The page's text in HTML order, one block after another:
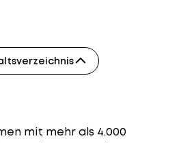
mit mehr als 4.000